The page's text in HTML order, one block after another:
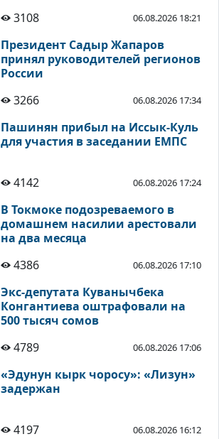
3108
06.08.2026 18:21
Президент Садыр Жапаров
принял руководителей регионов
России
3266
06.08.2026 17:34
Пашинян прибыл на Иссык-Куль
для участия в заседании ЕМПС
4142 06.08.2026 17:24
В Токмоке подозреваемого в
домашнем насилии арестовали
на два месяца
4386
06.08.2026 17:10
Экс-депутата Куванычбека
Конгантиева оштрафовали на
500 тысяч сомов
4789
06.08.2026 17:06
«Эдунун кырк чоросу»: «Лизун»
задержан
4197 06.08.2026 16:12